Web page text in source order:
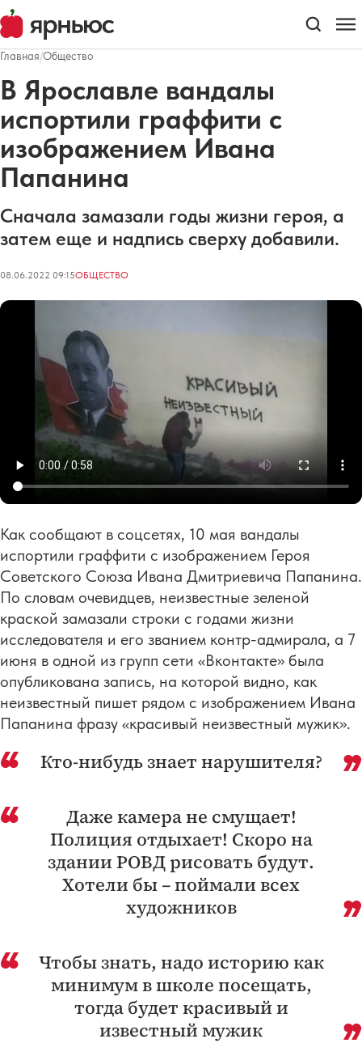
Главная/Общество
В Ярославле вандалы
испортили граффити с
изображением Ивана
Папанина
Сначала замазали годы жизни героя, а
затем еще и надпись сверху добавили.
08.06.2022 09:15ОБЩЕСТВО
Как сообщают в соцсетях, 10 мая вандалы
испортили граффити с изображением Героя
Советского Союза Ивана Дмитриевича Папанина.
По словам очевидцев, неизвестные зеленой
краской замазали строки с годами жизни
исследователя и его званием контр-адмирала, а 7
июня в одной из групп сети «Вконтакте» была
опубликована запись, на которой видно, как
неизвестный пишет рядом с изображением Ивана
Папанина фразу «красивый неизвестный мужик».
Кто-нибудь знает нарушителя?
Даже камера не смущает!
Полиция отдыхает! Скоро на
здании РОВД рисовать будут.
Хотели бы – поймали всех
художников
Чтобы знать, надо историю как
минимум в школе посещать,
тогда будет красивый и
известный мужик